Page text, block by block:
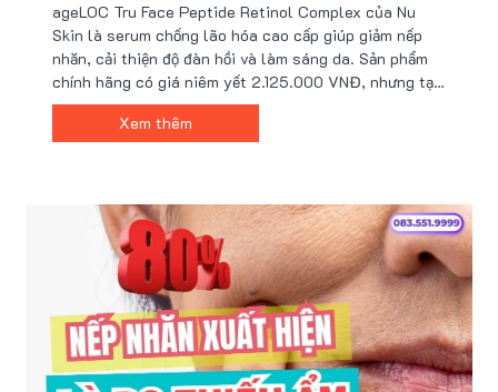
ageLOC Tru Face Peptide Retinol Complex của Nu
Skin là serum chống lão hóa cao cấp giúp giảm nếp
nhăn, cải thiện độ đàn hồi và làm sáng da. Sản phẩm
chính hãng có giá niêm yết 2.125.000 VNĐ, nhưng tại
Nu88, bạn có thể mua với giá ưu đãi cùng nhiều quà
tặng. Để đảm bảo chất lượng, nên mua tại đại lý chính
Xem thêm